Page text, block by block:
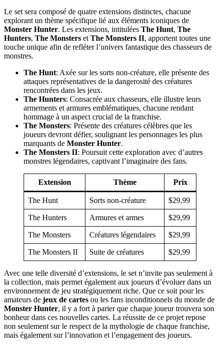
Le set sera composé de quatre extensions distinctes, chacune
explorant un thème spécifique lié aux éléments iconiques de
Monster Hunter. Les extensions, intitulées The Hunt, The
Hunters, The Monsters et The Monsters II, apportent toutes une
touche unique afin de refléter l’univers fantastique des chasseurs de
monstres.
The Hunt: Axée sur les sorts non-créature, elle présente des
attaques représentatives de la dangerosité des créatures
rencontrées dans les jeux.
The Hunters: Consacrée aux chasseurs, elle illustre leurs
armements et armures emblématiques, chacune rendant
hommage à un aspect crucial de la franchise.
The Monsters: Présente des créatures célèbres que les
joueurs devront défier, soulignant les personnages les plus
marquants de Monster Hunter.
The Monsters II: Poursuit cette exploration avec d’autres
monstres légendaires, captivant l’imaginaire des fans.
Extension Thème Prix
The Hunt Sorts non-créature $29,99
The Hunters Armures et armes $29,99
The Monsters Créatures légendaires $29,99
The Monsters II Suite de créatures $29,99
Avec une telle diversité d’extensions, le set n’invite pas seulement à
la collection, mais permet également aux joueurs d’évoluer dans un
environnement de jeu stratégiquement riche. Que ce soit pour les
amateurs de jeux de cartes ou les fans inconditionnels du monde de
Monster Hunter, il y a fort à parier que chaque joueur trouvera son
bonheur dans ces nouvelles cartes. La réussite de ce projet repose
non seulement sur le respect de la mythologie de chaque franchise,
mais également sur l’innovation et l’engagement des joueurs.